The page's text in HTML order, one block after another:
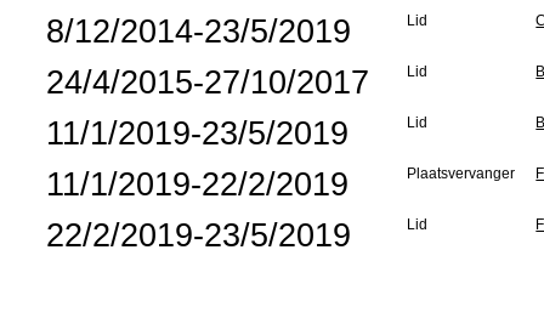
8/12/2014-23/5/2019 Lid
24/4/2015-27/10/2017 Lid
11/1/2019-23/5/2019 Lid
11/1/2019-22/2/2019 Plaatsvervanger
22/2/2019-23/5/2019 Lid